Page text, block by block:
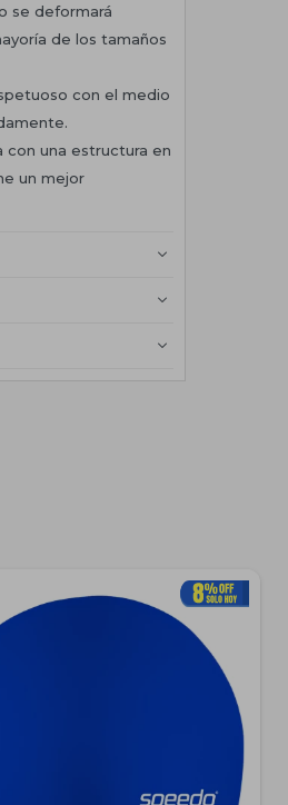
se deformará
de los tamaños
con el medio
con una estructura en
un mejor